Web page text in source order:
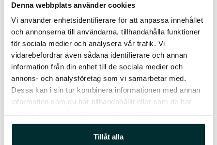
Denna webbplats använder cookies
Vi använder enhetsidentifierare för att anpassa innehållet
och annonserna till användarna, tillhandahålla funktioner
för sociala medier och analysera vår trafik. Vi
vidarebefordrar även sådana identifierare och annan
information från din enhet till de sociala medier och
annons- och analysföretag som vi samarbetar med.
Dessa kan i sin tur kombinera informationen med annan
information som du har tillhandahållit eller som de har
Tillåt alla
Adress
Kundservice
Telefon
0752-48 45 42
Email
-